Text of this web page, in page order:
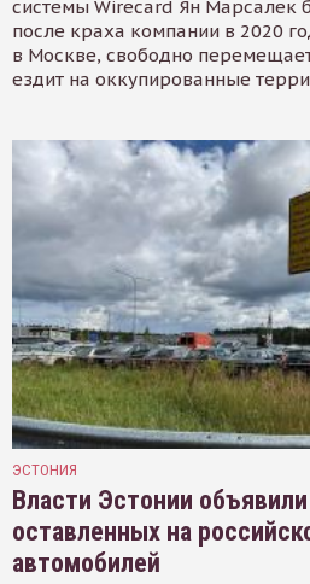
системы Wirecard Ян Марсалек
после краха компании в 2020
в Москве, свободно
ездит на оккупированные
ЭСТОНИЯ
Власти Эстонии
оставленных на
автомобилей